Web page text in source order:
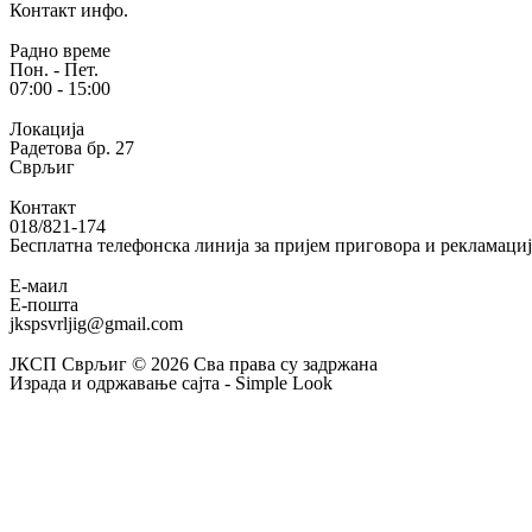
Контакт инфо.
Радно време
Пон. - Пет.
07:00 - 15:00
Локација
Радетова бр. 27
Сврљиг
Контакт
018/821-174
Бесплатна телефонска линија за пријем приговора и
Е-маил
Е-пошта
jkspsvrljig@gmail.com
ЈКСП Сврљиг © 2026 Сва права су задржана
Израда и одржавање сајта - Simple Look